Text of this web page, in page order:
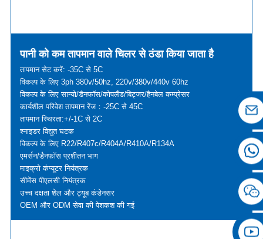
पानी को कम तापमान वाले चिलर से ठंडा किया जाता है
तापमान सेट करें: -35C से 5C
विकल्प के लिए 3ph 380v/50hz, 220v/380v/440v 60hz
विकल्प के लिए सान्यो/डैनफॉस/कोपलैंड/बिट्जर/हैनबेल कम्प्रेसर
कार्यशील परिवेश तापमान रेंज：-25C से 45C
तापमान स्थिरता:+/-1C से 2C
श्नाइडर विद्युत घटक
विकल्प के लिए R22/R407c/R404A/R410A/R134A
एमर्सन/डैनफॉस प्रशीतन भाग
माइक्रो कंप्यूटर नियंत्रक
सीमेंस पीएलसी नियंत्रक
उच्च दक्षता शेल और ट्यूब कंडेनसर
OEM और ODM सेवा की पेशकश की गई